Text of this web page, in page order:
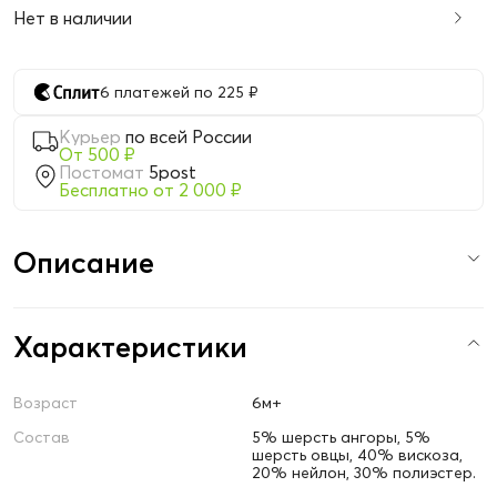
Нет в наличии
6 платежей по 225 ₽
Курьер по всей России
От 500 ₽
Постомат 5post
Бесплатно от 2 000 ₽
Описание
Характеристики
Возраст
6м+
Состав
5% шерсть ангоры, 5%
шерсть овцы, 40% вискоза,
20% нейлон, 30% полиэстер.